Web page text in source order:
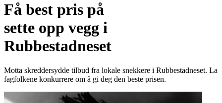
Få best pris på
sette opp vegg i
Rubbestadneset
Motta skreddersydde tilbud fra lokale snekkere i Rubbestadneset. La
fagfolkene konkurrere om å gi deg den beste prisen.